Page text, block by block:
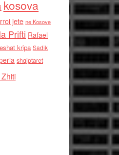
kosova
jete ne Kosove
Prifti Rafael
kripa Sadik
shqiptaret